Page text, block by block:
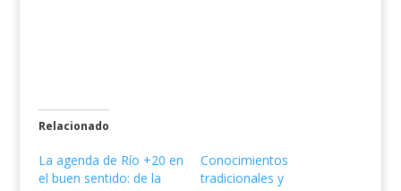
Relacionado
La agenda de Río +20 en
el buen sentido: de la
Conocimientos
tradicionales y